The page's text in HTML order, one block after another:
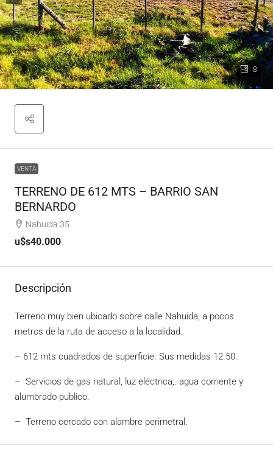
8
VENTA
TERRENO DE 612 MTS – BARRIO SAN
BERNARDO
Nahuida 35
u$s40.000
Descripción
Terreno muy bien ubicado sobre calle Nahuida, a pocos
metros de la ruta de acceso a la localidad.
– 612 mts cuadrados de superficie. Sus medidas 12.50.
– Servicios de gas natural, luz eléctrica,. agua corriente y
alumbrado publico.
– Terreno cercado con alambre perimetral.